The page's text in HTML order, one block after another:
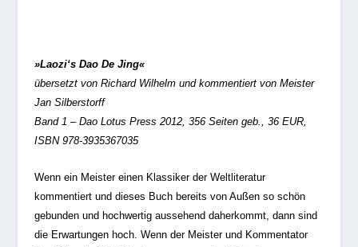
»Laozi‘s Dao De Jing«
übersetzt von Richard Wilhelm und kommentiert von Meister
Jan Silberstorff
Band 1 – Dao Lotus Press 2012, 356 Seiten geb., 36 EUR,
ISBN 978-3935367035
Wenn ein Meister einen Klassiker der Weltliteratur
kommentiert und dieses Buch bereits von Außen so schön
gebunden und hochwertig aussehend daherkommt, dann sind
die Erwartungen hoch. Wenn der Meister und Kommentator